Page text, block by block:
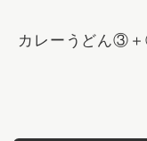
カレーうどん③